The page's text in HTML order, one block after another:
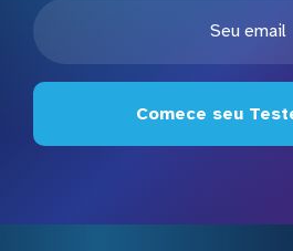
Comece seu